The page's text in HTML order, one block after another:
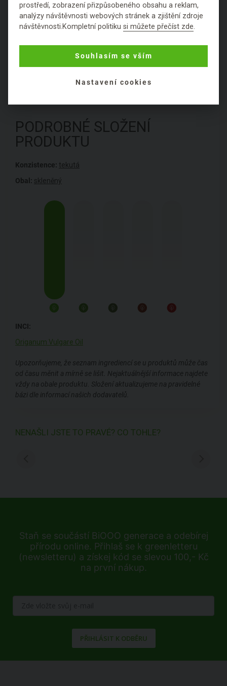
Z blogu 10
Hodnocení
PODROBNÉ SLOŽENÍ
PRODUKTU
Konzistence: tekutá
Obal: skleněný
INCI:
Origanum Vulgare Oil
Upozorňujeme, že seznam ingrediencí se u produktů může čas
od času měnit a mírně se lišit. Nejaktuálnější informace najdete
vždy na obale produktu. Složení aktualizujeme na pravidelné
bázi dle informací našich dodavatelů.
NENAŠLI JSTE TO PRAVÉ? CO TOHLE?
Staň se součástí BiOOO generace a odebírej
přírodu online. Přihlaš se k greenletteru
(newsletteru) a získej kód se slevou 100,- Kč
na první nákup.
PŘIHLÁSIT K ODBĚRU
prostředí, zobrazení přizpůsobeného obsahu a reklam,
analýzy návštěvnosti webových stránek a zjištění zdroje
návštěvnosti.Kompletní politikusi můžete přečíst zde.
Souhlasím se vším
Nastavení cookies